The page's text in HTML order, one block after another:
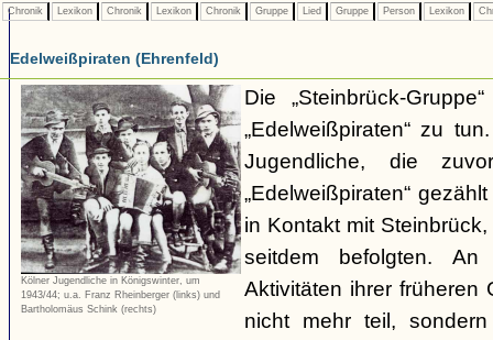
Chronik Lexikon Chronik Lexikon Chronik Gruppe Lied Gruppe Person Lexikon
Edelweißpiraten (Ehrenfeld)
Kölner Jugendliche in Königswinter, um
1943/44; u.a. Franz Rheinberger (links) und
Bartholomäus Schink (rechts)
Die „Steinbrück-
„Edelweißpiraten“ zu
Jugendliche, die
„Edelweißpiraten“
in Kontakt mit
seitdem befolgten.
Aktivitäten ihrer früheren
nicht mehr teil,